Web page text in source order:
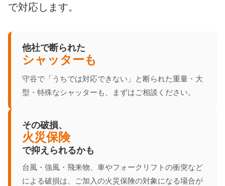
で対応します。
他社で断られた
シャッターも
守谷で「うちでは対応できない」と断られた重量・大
型・特殊なシャッターも、まずはご相談ください。
その破損、
火災保険
で抑えられるかも
台風・強風・飛来物、車やフォークリフトの衝突など
による破損は、ご加入の火災保険の対象になる場合が